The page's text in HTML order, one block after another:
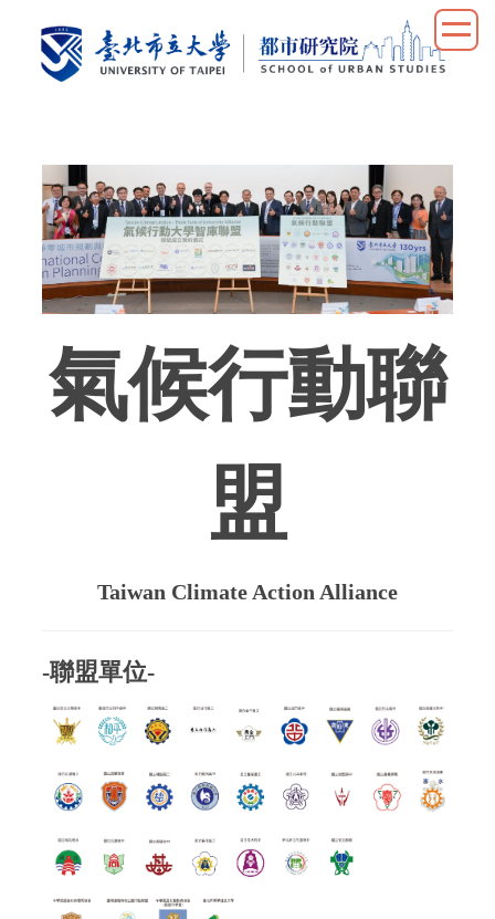
氣候行動聯
盟
Taiwan Climate Action Alliance
-聯盟單位-